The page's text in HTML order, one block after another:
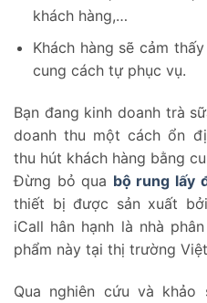
khách hàng,…
Khách hàng sẽ cảm
cung cách tự phục vụ.
Bạn đang kinh doanh trà
doanh thu một cách ổn
thu hút khách hàng bằng
Đừng bỏ qua bộ rung lấy
thiết bị được sản xuất
iCall hân hạnh là nhà
phẩm này tại thị trường
Qua nghiên cứu và